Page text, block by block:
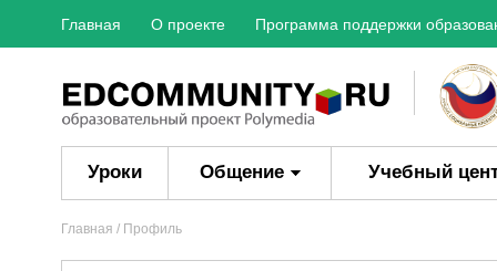
Главная О проекте Программа поддержки
Уроки Общение Учебный
Главная / Профиль